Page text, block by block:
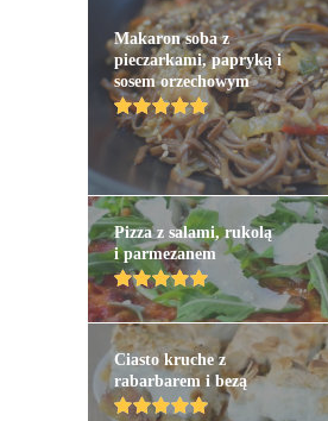
Makaron soba z
pieczarkami, papryką i
sosem orzechowym
Pizza z salami, rukolą
i parmezanem
Ciasto kruche z
rabarbarem i bezą